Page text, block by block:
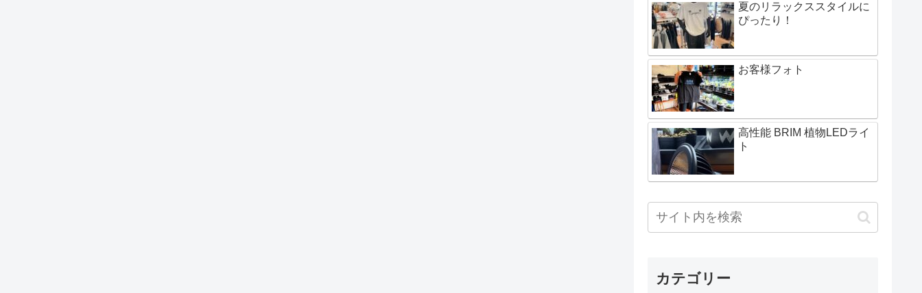
夏のリラックススタイルに
ぴったり！
お客様フォト
高性能 BRIM 植物LEDライ
ト
カテゴリー